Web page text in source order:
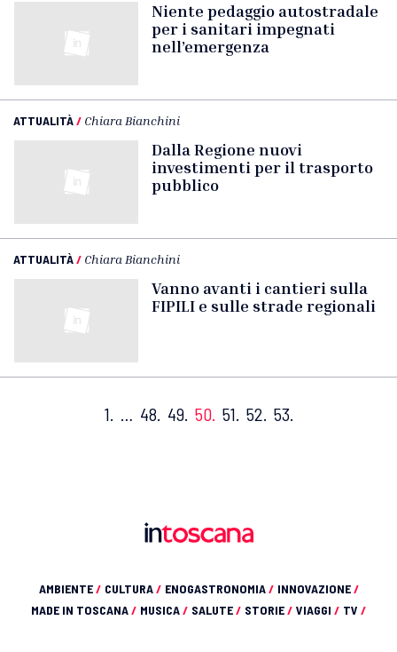
Niente pedaggio autostradale
per i sanitari impegnati
nell’emergenza
ATTUALITÀ/ Chiara Bianchini
Dalla Regione nuovi
investimenti per il trasporto
pubblico
ATTUALITÀ/ Chiara Bianchini
Vanno avanti i cantieri sulla
FIPILI e sulle strade regionali
1. … 48. 49. 50. 51. 52. 53.
AMBIENTE/ CULTURA/ ENOGASTRONOMIA/ INNOVAZIONE/
MADE IN TOSCANA/ MUSICA/ SALUTE/ STORIE/ VIAGGI / TV /